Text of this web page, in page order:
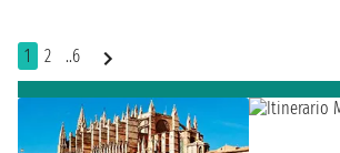
1 2 ..6